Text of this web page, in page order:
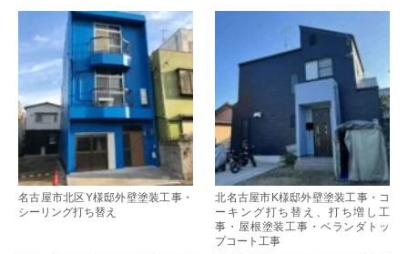
名古屋市北区Y様邸外壁塗装工事・
シーリング打ち替え
北名古屋市K様邸外壁塗装工事・コ
ーキング打ち替え、打ち増し工
事・屋根塗装工事・ベランダトッ
プコート工事